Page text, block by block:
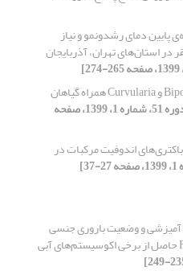
پایین دمای رشدونمو و نیاز
استان‌های تهران، آذربایجان
گونه‎های جنس Bipolaris و Curvularia همراه گیاهان
[دوره 51، شماره 1، 1399، صفحه
اندوفیت‌ مرکبات در
و وضعیت باروری جنسی